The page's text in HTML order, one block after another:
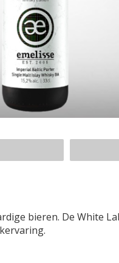
bieren. De White